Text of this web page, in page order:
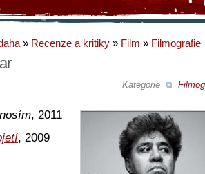
» Recenze a kritiky » Film » Filmografie
Kategorie
, 2011
, 2009